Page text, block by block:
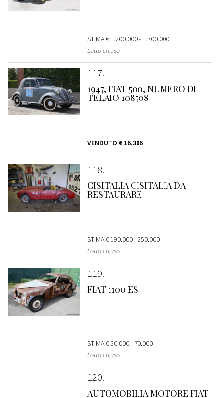
STIMA€ 1.200.000 - 1.700.000
Lotto chiuso
117
1947, FIAT 500, NUMERO DI
TELAIO 108508
VENDUTO € 16.306
118
CISITALIA CISITALIA DA
RESTAURARE
STIMA€ 190.000 - 250.000
Lotto chiuso
119
FIAT 1100 ES
STIMA€ 50.000 - 70.000
Lotto chiuso
120
AUTOMOBILIA MOTORE FIAT